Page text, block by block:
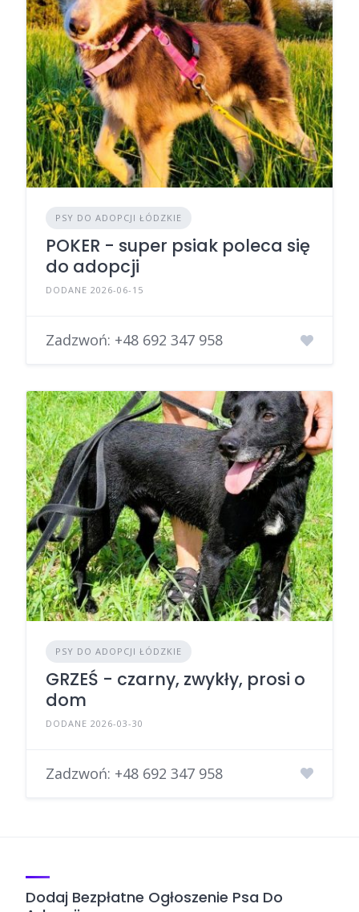
PSY DO ADOPCJI ŁÓDZKIE
POKER - super psiak poleca się
do adopcji
DODANE 2026-06-15
Zadzwoń: +48 692 347 958
PSY DO ADOPCJI ŁÓDZKIE
GRZEŚ - czarny, zwykły, prosi o
dom
DODANE 2026-03-30
Zadzwoń: +48 692 347 958
Dodaj Bezpłatne Ogłoszenie Psa Do